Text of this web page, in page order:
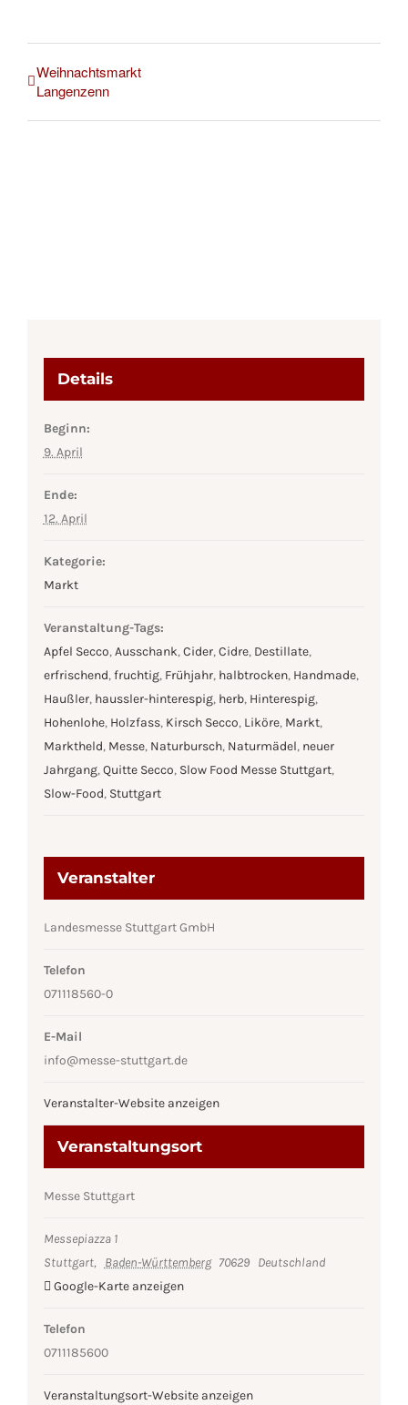
Weihnachtsmarkt
Langenzenn
Details
Beginn:
9. April
Ende:
12. April
Kategorie:
Markt
Veranstaltung-Tags:
Apfel Secco,Ausschank,Cider,Cidre, Destillate,
erfrischend,fruchtig, Frühjahr, halbtrocken, Handmade,
Haußler, haussler-hinterespig, herb, Hinterespig,
Hohenlohe, Holzfass, Kirsch Secco, Liköre, Markt,
Marktheld, Messe, Naturbursch, Naturmädel, neuer
Jahrgang,Quitte Secco, Slow Food Messe Stuttgart,
Slow-Food, Stuttgart
Veranstaltungsort
Messe Stuttgart
Messepiazza 1
Stuttgart, Baden-Württemberg 70629 Deutschland
Google-Karte anzeigen
Telefon
0711185600
Veranstaltungsort-Website anzeigen
Veranstalter
Landesmesse Stuttgart GmbH
Telefon
071118560-0
E-Mail
info@messe-stuttgart.de
Veranstalter-Website anzeigen